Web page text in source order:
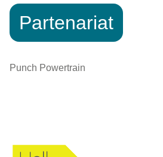
Partenariat
Punch Powertrain